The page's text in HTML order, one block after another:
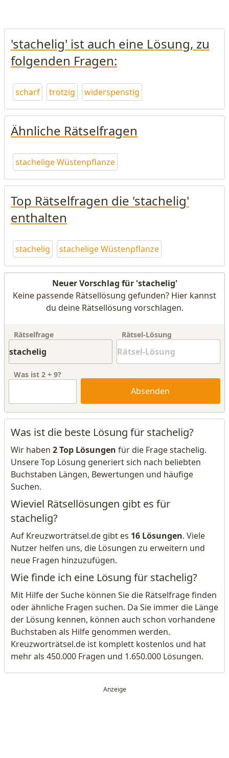
'stachelig' ist auch eine Lösung, zu
folgenden Fragen:
scharf trotzig widerspenstig
Ähnliche Rätselfragen
stachelige Wüstenpflanze
Top Rätselfragen die 'stachelig'
enthalten
stachelig stachelige Wüstenpflanze
Neuer Vorschlag für 'stachelig'
Keine passende Rätsellösung gefunden? Hier kannst
du deine Rätsellösung vorschlagen.
Rätselfrage Rätsel-Lösung
Was ist 2 + 9?
Absenden
Was ist die beste Lösung für stachelig?
Wir haben 2 Top Lösungen für die Frage stachelig.
Unsere Top Lösung generiert sich nach beliebten
Buchstaben Längen, Bewertungen und häufige
Suchen.
Wieviel Rätsellösungen gibt es für
stachelig?
Auf Kreuzworträtsel.de gibt es 16 Lösungen. Viele
Nutzer helfen uns, die Lösungen zu erweitern und
neue Fragen hinzuzufügen.
Wie finde ich eine Lösung für stachelig?
Mit Hilfe der Suche können Sie die Rätselfrage finden
oder ähnliche Fragen suchen. Da Sie immer die Länge
der Lösung kennen, können auch schon vorhandene
Buchstaben als Hilfe genommen werden.
Kreuzworträtsel.de ist komplett kostenlos und hat
mehr als 450.000 Fragen und 1.650.000 Lösungen.